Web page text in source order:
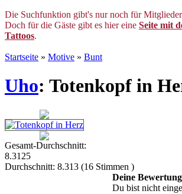
Die Suchfunktion gibt's nur noch für
Doch für die Gäste gibt es hier eine Seite mit
Tattoos.
Startseite » Motive » Bunt
Uho: Totenkopf in
Gesamt-Durchschnitt:
8.3125
Durchschnitt: 8.313 (16 Stimmen )
Deine
Du bist nicht